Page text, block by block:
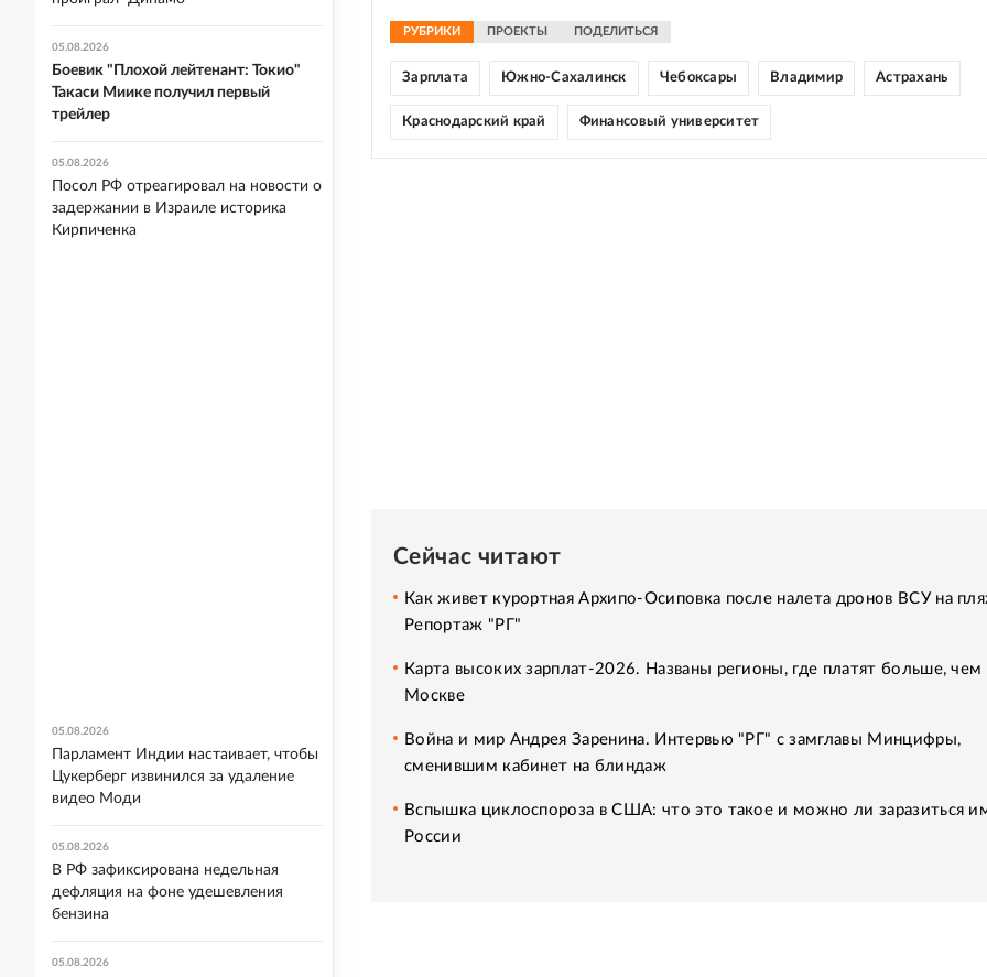
РУБРИКИ ПРОЕКТЫ ПОДЕЛИТЬСЯ
Зарплата Южно-Сахалинск Чебоксары Владимир Астрахань
Краснодарский край Финансовый университет
Сейчас читают
Как живет курортная Архипо-Осиповка после налета дронов ВСУ на
Репортаж "РГ"
Карта высоких зарплат-2026. Названы регионы, где платят больше, чем
Москве
Война и мир Андрея Заренина. Интервью "РГ" с замглавы Минцифры,
сменившим кабинет на блиндаж
Вспышка циклоспороза в США: что это такое и можно ли заразиться
России
05.08.2026
Боевик "Плохой лейтенант: Токио"
Такаси Миике получил первый
трейлер
05.08.2026
Посол РФ отреагировал на новости о
задержании в Израиле историка
Кирпиченка
05.08.2026
Парламент Индии настаивает, чтобы
Цукерберг извинился за удаление
видео Моди
05.08.2026
В РФ зафиксирована недельная
дефляция на фоне удешевления
бензина
05.08.2026